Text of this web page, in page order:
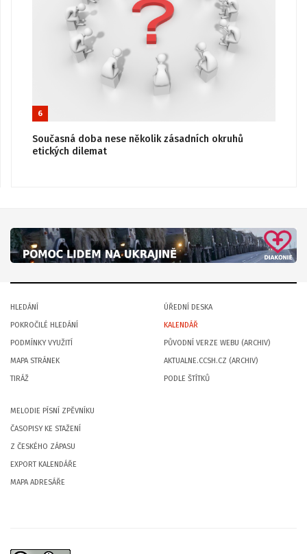
6
Současná doba nese několik zásadních okruhů
etických dilemat
HLEDÁNÍ
POKROČILÉ HLEDÁNÍ
PODMÍNKY VYUŽITÍ
MAPA STRÁNEK
TIRÁŽ
ÚŘEDNÍ DESKA
KALENDÁŘ
PŮVODNÍ VERZE WEBU (ARCHIV)
AKTUALNE.CCSH.CZ (ARCHIV)
PODLE ŠTÍTKŮ
MELODIE PÍSNÍ ZPĚVNÍKU
ČASOPISY KE STAŽENÍ
Z ČESKÉHO ZÁPASU
EXPORT KALENDÁŘE
MAPA ADRESÁŘE